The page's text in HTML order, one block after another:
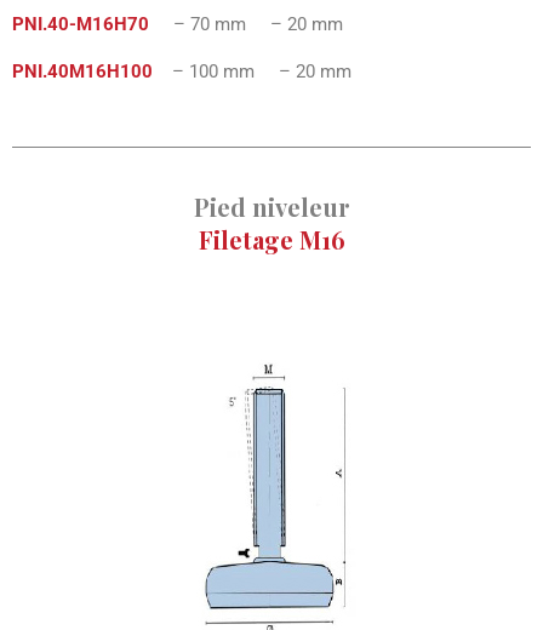
PNI.40-M16H70 – 70 mm – 20 mm
PNI.40M16H100 – 100 mm – 20 mm
Pied niveleur
Filetage M16